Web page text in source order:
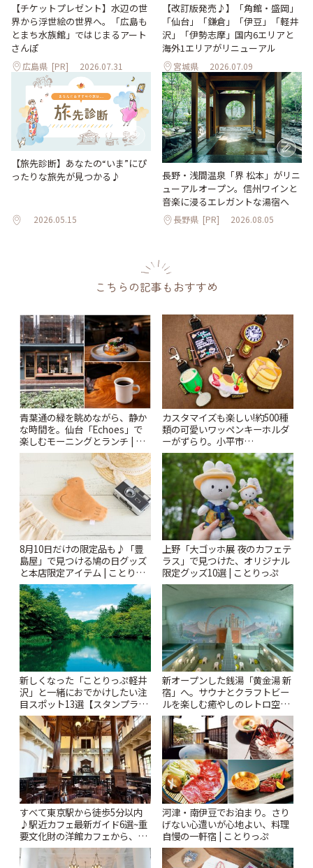
【チケットプレゼント】水辺の世
界から浮世絵の世界へ。「広島も
とまち水族館」ではじまるアート
さんぽ
広島県 [PR] 2026.07.31
【改訂版発売♪】「角館・盛岡」
「仙台」「鎌倉」「伊豆」「軽井
沢」「伊勢志摩」国内6エリアと
海外1エリアがリニューアル
宮城県 2026.07.09
【旅先診断】あなたの“いま”にぴ
ったりな旅先が見つかる♪
2026.05.15
長野・浅間温泉「界 松本」がリニ
ューアルオープン。信州ワインと
音楽に浸るエレガントな湯宿へ
長野県 [PR] 2026.08.05
こちらの記事もおすすめ
青葉通の緑を眺めながら、静か
な時間を。仙台「Echoes」で
楽しむモーニングとランチ | こ
とりっぷ
カスタマイズも楽しい!約500種
類の可愛いワッペンキーホルダ
ーがずらり。小平市
「Kimamaya T&K」 | ことりっ
ぷ
8月10日だけの限定品も♪「豊
島屋」で見つける鳩の日グッズ
と本店限定アイテム | ことりっ
ぷ
上野「大ゴッホ展 夜のカフェテ
ラス」で見つけた、オリジナル
限定グッズ10選 | ことりっぷ
新しくなった「ことりっぷ軽井
沢」と一緒におでかけしたい注
目スポット13選【スタンプラリ
ー開催中】 | ことりっぷ
新オープンした銭湯「黄金湯 新
宿」へ。サウナとクラフトビー
ルを楽しむ癒やしのレトロ空間
| ことりっぷ
すべて東京駅から徒歩5分以内
♪駅近カフェ最新ガイド6選~重
要文化財の洋館カフェから、改
札すぐのレトロ喫茶まで~ | こと
りっぷ
河津・南伊豆でお泊まり。さり
げない心遣いが心地よい、料理
自慢の一軒宿 | ことりっぷ